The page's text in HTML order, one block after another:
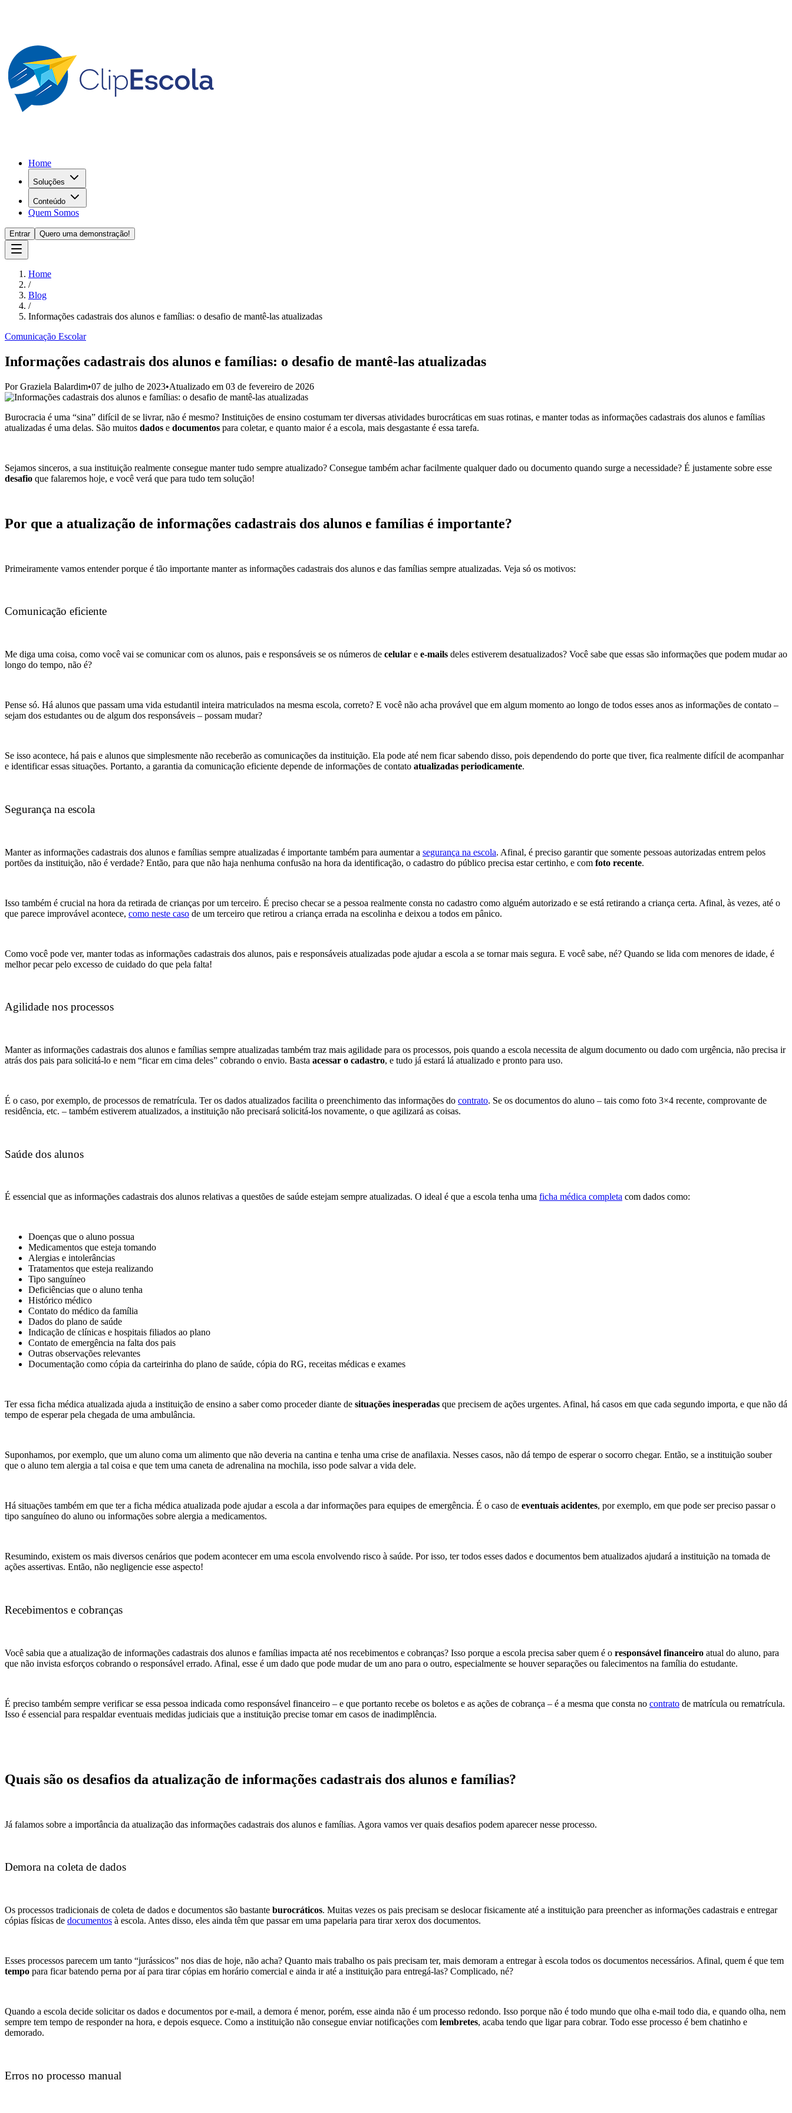
Home
Soluções
Conteúdo
Quem Somos
Entrar Quero uma demonstração!
Home
/
Blog
/
Informações cadastrais dos alunos e famílias: o desafio de mantê-las atualizadas
Comunicação Escolar
Informações cadastrais dos alunos e famílias: o desafio de mantê-las atualizadas
PorGraziela Balardim•07 de julho de 2023•Atualizado em 03 de fevereiro de 2026
Burocracia é uma “sina” difícil de se livrar, não é mesmo? Instituições de ensino costumam ter diversas atividades burocráticas em suas rotinas, e manter todas as informações cadastrais dos alunos e famílias
atualizadas é uma delas. São muitos dados e documentos para coletar, e quanto maior é a escola, mais desgastante é essa tarefa.
Sejamos sinceros, a sua instituição realmente consegue manter tudo sempre atualizado? Consegue também achar facilmente qualquer dado ou documento quando surge a necessidade? É justamente sobre esse
desafio que falaremos hoje, e você verá que para tudo tem solução!
Por que a atualização de informações cadastrais dos alunos e famílias é importante?
Primeiramente vamos entender porque é tão importante manter as informações cadastrais dos alunos e das famílias sempre atualizadas. Veja só os motivos:
Comunicação eficiente
Me diga uma coisa, como você vai se comunicar com os alunos, pais e responsáveis se os números de celular e e-mails deles estiverem desatualizados? Você sabe que essas são informações que podem mudar ao
longo do tempo, não é?
Pense só. Há alunos que passam uma vida estudantil inteira matriculados na mesma escola, correto? E você não acha provável que em algum momento ao longo de todos esses anos as informações de contato –
sejam dos estudantes ou de algum dos responsáveis – possam mudar?
Se isso acontece, há pais e alunos que simplesmente não receberão as comunicações da instituição. Ela pode até nem ficar sabendo disso, pois dependendo do porte que tiver, fica realmente difícil de acompanhar
e identificar essas situações. Portanto, a garantia da comunicação eficiente depende de informações de contato atualizadas periodicamente.
Segurança na escola
Manter as informações cadastrais dos alunos e famílias sempre atualizadas é importante também para aumentar a segurança na escola. Afinal, é preciso garantir que somente pessoas autorizadas entrem pelos
portões da instituição, não é verdade? Então, para que não haja nenhuma confusão na hora da identificação, o cadastro do público precisa estar certinho, e com foto recente.
Isso também é crucial na hora da retirada de crianças por um terceiro. É preciso checar se a pessoa realmente consta no cadastro como alguém autorizado e se está retirando a criança certa. Afinal, às vezes, até o
que parece improvável acontece, como neste caso de um terceiro que retirou a criança errada na escolinha e deixou a todos em pânico.
Como você pode ver, manter todas as informações cadastrais dos alunos, pais e responsáveis atualizadas pode ajudar a escola a se tornar mais segura. E você sabe, né? Quando se lida com menores de idade, é
melhor pecar pelo excesso de cuidado do que pela falta!
Agilidade nos processos
Manter as informações cadastrais dos alunos e famílias sempre atualizadas também traz mais agilidade para os processos, pois quando a escola necessita de algum documento ou dado com urgência, não precisa ir
atrás dos pais para solicitá-lo e nem “ficar em cima deles” cobrando o envio. Basta acessar o cadastro, e tudo já estará lá atualizado e pronto para uso.
É o caso, por exemplo, de processos de rematrícula. Ter os dados atualizados facilita o preenchimento das informações do contrato. Se os documentos do aluno – tais como foto 3×4 recente, comprovante de
residência, etc. – também estiverem atualizados, a instituição não precisará solicitá-los novamente, o que agilizará as coisas.
Saúde dos alunos
É essencial que as informações cadastrais dos alunos relativas a questões de saúde estejam sempre atualizadas. O ideal é que a escola tenha uma ficha médica completa com dados como:
Doenças que o aluno possua
Medicamentos que esteja tomando
Alergias e intolerâncias
Tratamentos que esteja realizando
Tipo sanguíneo
Deficiências que o aluno tenha
Histórico médico
Contato do médico da família
Dados do plano de saúde
Indicação de clínicas e hospitais filiados ao plano
Contato de emergência na falta dos pais
Outras observações relevantes
Documentação como cópia da carteirinha do plano de saúde, cópia do RG, receitas médicas e exames
Ter essa ficha médica atualizada ajuda a instituição de ensino a saber como proceder diante de situações inesperadas que precisem de ações urgentes. Afinal, há casos em que cada segundo importa, e que não dá
tempo de esperar pela chegada de uma ambulância.
Suponhamos, por exemplo, que um aluno coma um alimento que não deveria na cantina e tenha uma crise de anafilaxia. Nesses casos, não dá tempo de esperar o socorro chegar. Então, se a instituição souber
que o aluno tem alergia a tal coisa e que tem uma caneta de adrenalina na mochila, isso pode salvar a vida dele.
Há situações também em que ter a ficha médica atualizada pode ajudar a escola a dar informações para equipes de emergência. É o caso de eventuais acidentes, por exemplo, em que pode ser preciso passar o
tipo sanguíneo do aluno ou informações sobre alergia a medicamentos.
Resumindo, existem os mais diversos cenários que podem acontecer em uma escola envolvendo risco à saúde. Por isso, ter todos esses dados e documentos bem atualizados ajudará a instituição na tomada de
ações assertivas. Então, não negligencie esse aspecto!
Recebimentos e cobranças
Você sabia que a atualização de informações cadastrais dos alunos e famílias impacta até nos recebimentos e cobranças? Isso porque a escola precisa saber quem é o responsável financeiro atual do aluno, para
que não invista esforços cobrando o responsável errado. Afinal, esse é um dado que pode mudar de um ano para o outro, especialmente se houver separações ou falecimentos na família do estudante.
É preciso também sempre verificar se essa pessoa indicada como responsável financeiro – e que portanto recebe os boletos e as ações de cobrança – é a mesma que consta no contrato de matrícula ou rematrícula.
Isso é essencial para respaldar eventuais medidas judiciais que a instituição precise tomar em casos de inadimplência.
Quais são os desafios da atualização de informações cadastrais dos alunos e famílias?
Já falamos sobre a importância da atualização das informações cadastrais dos alunos e famílias. Agora vamos ver quais desafios podem aparecer nesse processo.
Demora na coleta de dados
Os processos tradicionais de coleta de dados e documentos são bastante burocráticos. Muitas vezes os pais precisam se deslocar fisicamente até a instituição para preencher as informações cadastrais e entregar
cópias físicas de documentos à escola. Antes disso, eles ainda têm que passar em uma papelaria para tirar xerox dos documentos.
Esses processos parecem um tanto “jurássicos” nos dias de hoje, não acha? Quanto mais trabalho os pais precisam ter, mais demoram a entregar à escola todos os documentos necessários. Afinal, quem é que tem
tempo para ficar batendo perna por aí para tirar cópias em horário comercial e ainda ir até a instituição para entregá-las? Complicado, né?
Quando a escola decide solicitar os dados e documentos por e-mail, a demora é menor, porém, esse ainda não é um processo redondo. Isso porque não é todo mundo que olha e-mail todo dia, e quando olha, nem
sempre tem tempo de responder na hora, e depois esquece. Como a instituição não consegue enviar notificações com lembretes, acaba tendo que ligar para cobrar. Todo esse processo é bem chatinho e
demorado.
Erros no processo manual